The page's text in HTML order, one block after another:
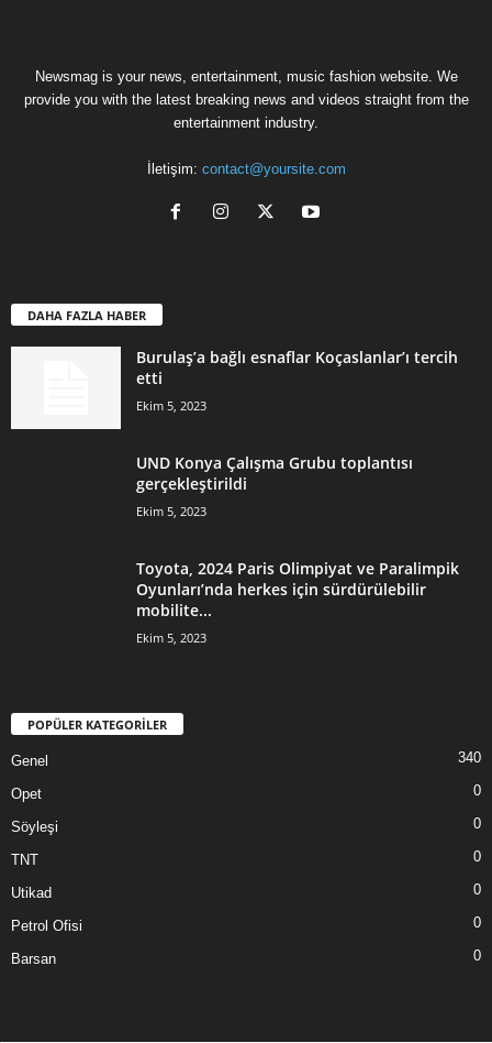
Newsmag is your news, entertainment, music fashion website. We
provide you with the latest breaking news and videos straight from the
entertainment industry.
İletişim: contact@yoursite.com
DAHA FAZLA HABER
Burulaş’a bağlı esnaflar Koçaslanlar’ı tercih
etti
Ekim 5, 2023
UND Konya Çalışma Grubu toplantısı
gerçekleştirildi
Ekim 5, 2023
Toyota, 2024 Paris Olimpiyat ve Paralimpik
Oyunları’nda herkes için sürdürülebilir
mobilite...
Ekim 5, 2023
POPÜLER KATEGORİLER
Genel 340
Opet 0
Söyleşi 0
TNT 0
Utikad 0
Petrol Ofisi 0
Barsan 0